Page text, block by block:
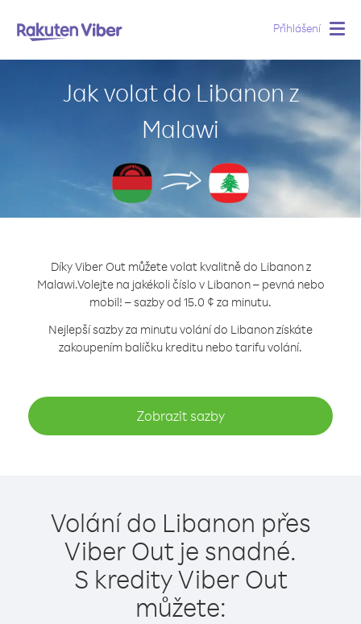
Přihlášení
Jak volat do Libanon z
Malawi
Díky Viber Out můžete volat kvalitně do Libanon z
Malawi.Volejte na jakékoli číslo v Libanon – pevná nebo
mobil! – sazby od 15.0 ¢ za minutu.
Nejlepší sazby za minutu volání do Libanon získáte
zakoupením balíčku kreditu nebo tarifu volání.
Zobrazit sazby
Volání do Libanon přes
Viber Out je snadné.
S kredity Viber Out
můžete: